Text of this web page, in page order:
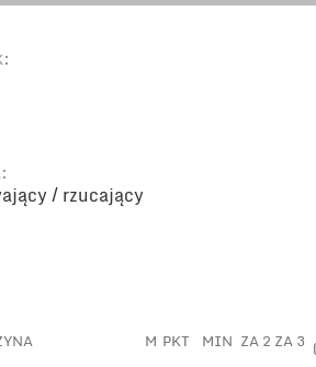
/ rzucający
M PKT MIN ZA 2 ZA 3